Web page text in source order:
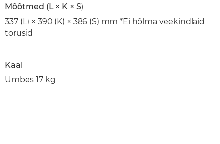
Mõõtmed (L × K × S)
337 (L) × 390 (K) × 386 (S) mm *Ei hõlma veekindlaid
torusid
Kaal
Umbes 17 kg